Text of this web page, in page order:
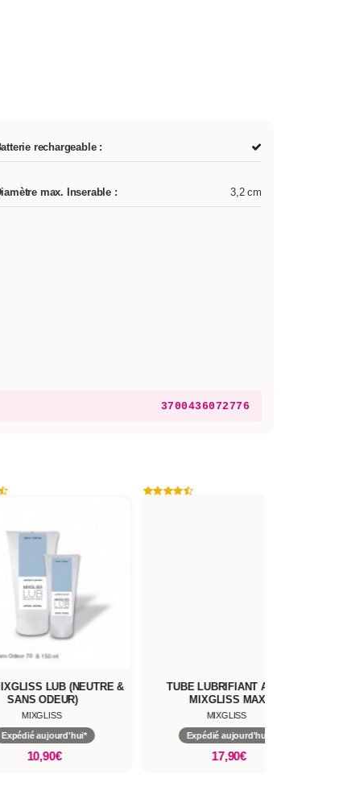
rechargeable :
max. Inserable : 3,2 cm
3700436072776
LUB (NEUTRE &
SANS ODEUR)
MIXGLISS
Expédié aujourd'hui*
10,90€
TUBE LUBRIFIANT ANAL
MIXGLISS MAX
MIXGLISS
Expédié aujourd'hui*
17,90€